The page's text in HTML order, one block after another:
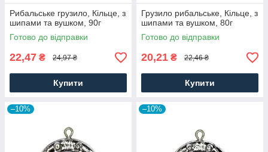
Рибальське грузило, Кільце, з
шипами та вушком, 90г
Готово до відправки
22,47 ₴ 24,97 ₴
Купити
Грузило рибальське, Кільце, з
шипами та вушком, 80г
Готово до відправки
20,21 ₴ 22,46 ₴
Купити
–10% –10%